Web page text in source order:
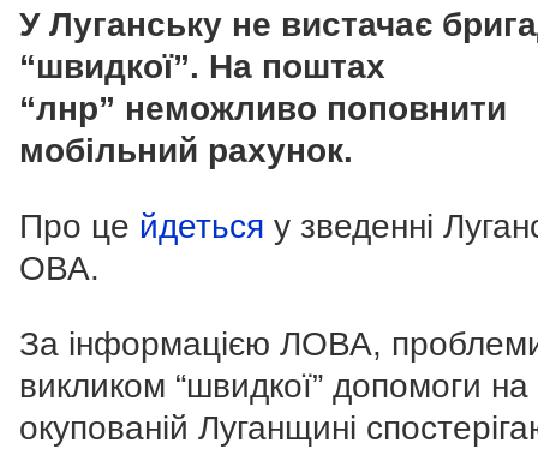
У Луганську не вистачає
“швидкої”. На поштах
“лнр” неможливо поповнити
мобільний рахунок.
Про це йдеться у зведенні
ОВА.
За інформацією ЛОВА,
викликом “швидкої” допомоги на
окупованій Луганщині